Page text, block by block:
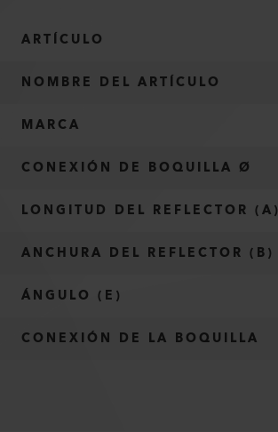
ARTÍCULO
NOMBRE DEL ARTÍCULO
MARCA
CONEXIÓN DE BOQUILLA Ø
LONGITUD DEL REFLECTOR (A)
ANCHURA DEL REFLECTOR (B)
ÁNGULO (E)
CONEXIÓN DE LA BOQUILLA